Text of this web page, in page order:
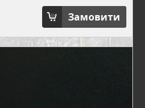
Замовити